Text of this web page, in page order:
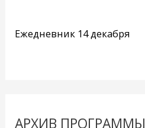
Ежедневник 14 декабря
АРХИВ ПРОГРАММЫ